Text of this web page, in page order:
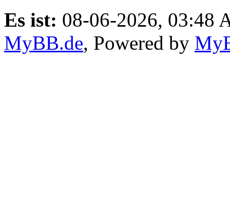
Es ist: 08-06-2026, 03:48
MyBB.de, Powered by